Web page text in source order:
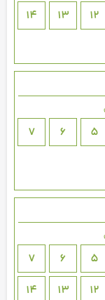
12
13
14
5
6
7
5
6
7
12
13
14